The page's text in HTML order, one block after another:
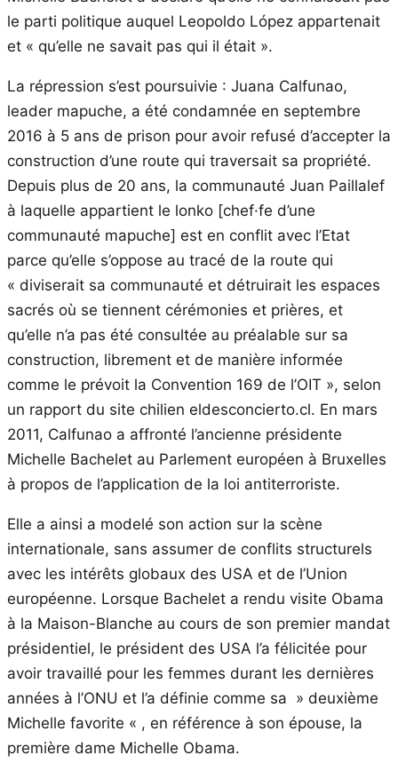
le parti politique auquel Leopoldo López appartenait
et « qu’elle ne savait pas qui il était ».
La répression s’est poursuivie : Juana Calfunao,
leader mapuche, a été condamnée en septembre
2016 à 5 ans de prison pour avoir refusé d’accepter la
construction d’une route qui traversait sa propriété.
Depuis plus de 20 ans, la communauté Juan Paillalef
à laquelle appartient le lonko [chef·fe d’une
communauté mapuche] est en conflit avec l’Etat
parce qu’elle s’oppose au tracé de la route qui
« diviserait sa communauté et détruirait les espaces
sacrés où se tiennent cérémonies et prières, et
qu’elle n’a pas été consultée au préalable sur sa
construction, librement et de manière informée
comme le prévoit la Convention 169 de l’OIT », selon
un rapport du site chilien eldesconcierto.cl. En mars
2011, Calfunao a affronté l’ancienne présidente
Michelle Bachelet au Parlement européen à Bruxelles
à propos de l’application de la loi antiterroriste.
Elle a ainsi a modelé son action sur la scène
internationale, sans assumer de conflits structurels
avec les intérêts globaux des USA et de l’Union
européenne. Lorsque Bachelet a rendu visite Obama
à la Maison-Blanche au cours de son premier mandat
présidentiel, le président des USA l’a félicitée pour
avoir travaillé pour les femmes durant les dernières
années à l’ONU et l’a définie comme sa » deuxième
Michelle favorite « , en référence à son épouse, la
première dame Michelle Obama.